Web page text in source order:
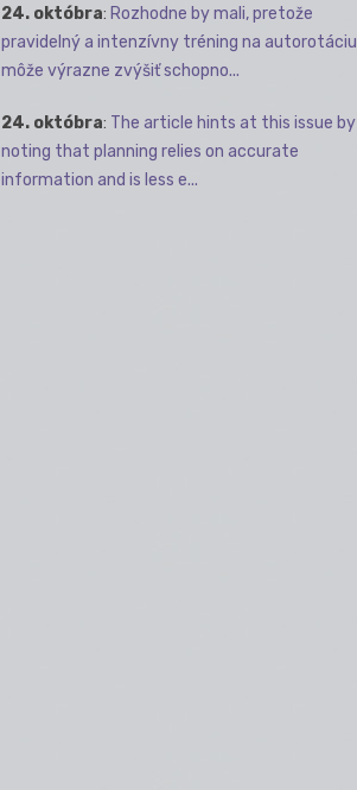
24. októbra: Rozhodne by mali, pretože
pravidelný a intenzívny tréning na autorotáciu
môže výrazne zvýšiť schopno...
24. októbra: The article hints at this issue by
noting that planning relies on accurate
information and is less e...